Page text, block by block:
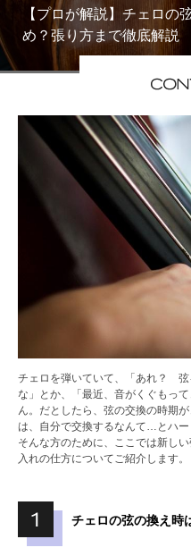
【プロが解説】チェロの
め？張り方まで徹底解説
チェロを弾いていて、「あれ？ 弦
な」とか、「最近、音がくぐもっ
ん。だとしたら、弦の交換の時期
は、自分で交換するなんて…とハー
そんな方のために、ここでは新し
入れの仕方についてご紹介します。
チェロの弦の換え時